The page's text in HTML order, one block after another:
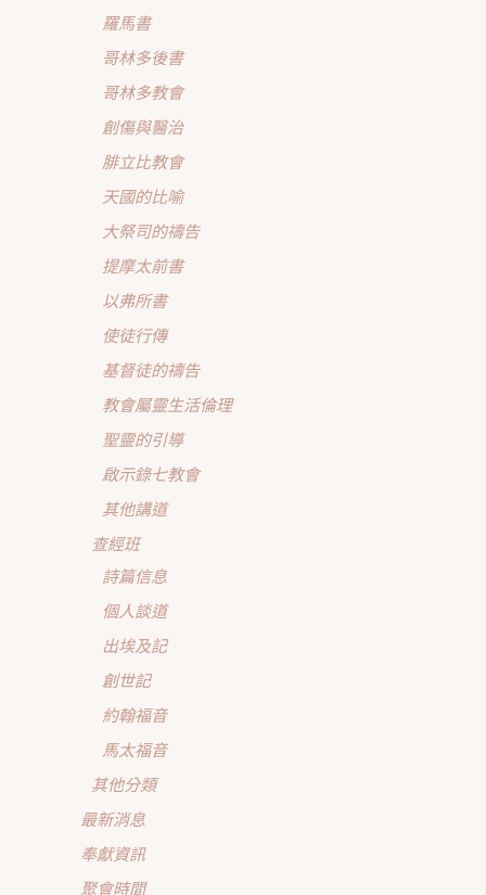
羅馬書
哥林多後書
哥林多教會
創傷與醫治
腓立比教會
天國的比喻
大祭司的禱告
提摩太前書
以弗所書
使徒行傳
基督徒的禱告
教會屬靈生活倫理
聖靈的引導
啟示錄七教會
其他講道
查經班
詩篇信息
個人談道
出埃及記
創世記
約翰福音
馬太福音
其他分類
最新消息
奉獻資訊
聚會時間